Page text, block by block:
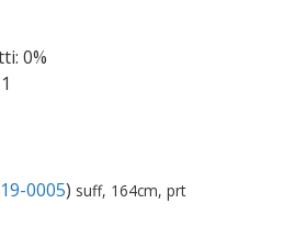
0%
0005) suff, 164cm, prt